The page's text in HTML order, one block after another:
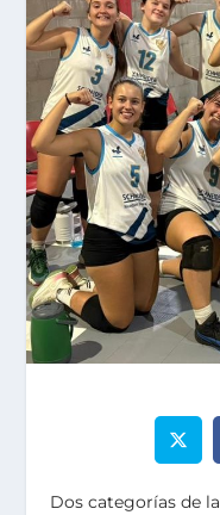
Dos categorías de la